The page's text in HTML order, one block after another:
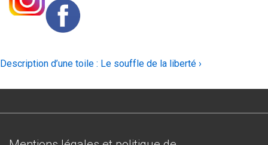
Navigation
Next
Description d’une toile : Le souffle de la liberté ›